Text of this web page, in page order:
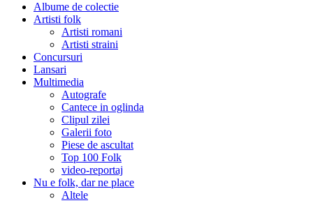
Albume de colectie
Artisti folk
Artisti romani
Artisti straini
Concursuri
Lansari
Multimedia
Autografe
Cantece in oglinda
Clipul zilei
Galerii foto
Piese de ascultat
Top 100 Folk
video-reportaj
Nu e folk, dar ne place
Altele